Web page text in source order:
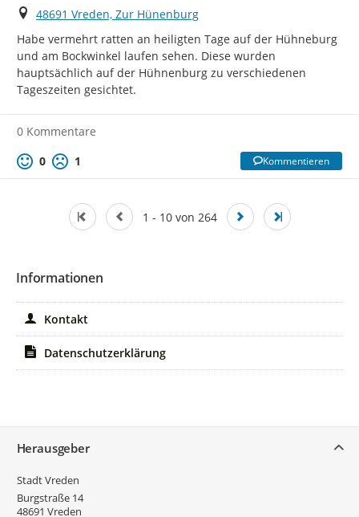
Ort
48691 Vreden, Zur Hünenburg
Habe vermehrt ratten an heiligten Tage auf der Hühneburg
und am Bockwinkel laufen sehen. Diese wurden
hauptsächlich auf der Hühnenburg zu verschiedenen
Tageszeiten gesichtet.
0 Kommentare
0
1 Kommentieren
1 - 10 von 264
Informationen
Kontakt
Datenschutzerklärung
Herausgeber
Stadt Vreden
Burgstraße 14
48691 Vreden